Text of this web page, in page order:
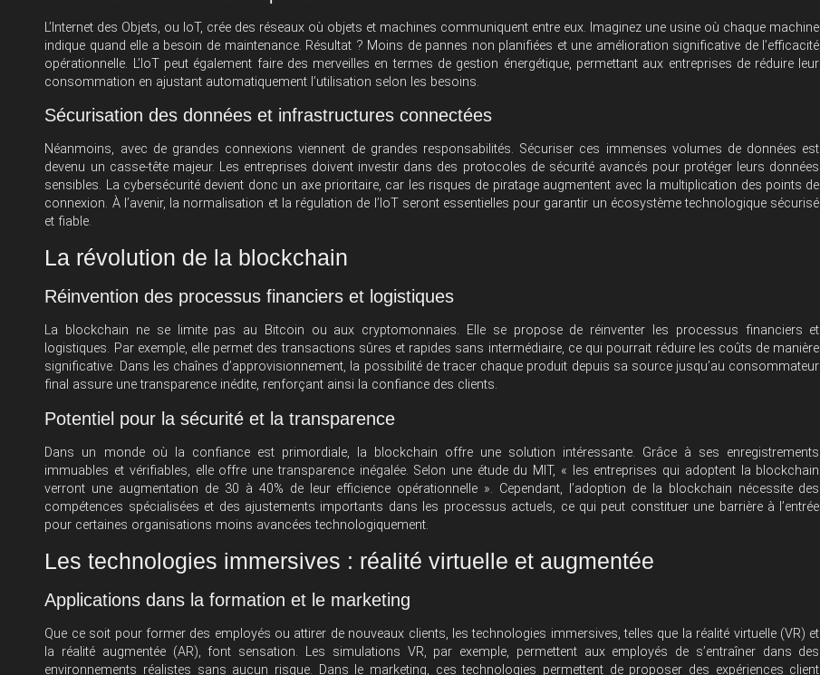
L’Internet des Objets, ou IoT, crée des réseaux où objets et machines communiquent entre eux. Imaginez une usine où chaque machine
indique quand elle a besoin de maintenance. Résultat ? Moins de pannes non planifiées et une amélioration significative de l’efficacité
opérationnelle. L’IoT peut également faire des merveilles en termes de gestion énergétique, permettant aux entreprises de réduire leur
consommation en ajustant automatiquement l’utilisation selon les besoins.
Sécurisation des données et infrastructures connectées
Néanmoins, avec de grandes connexions viennent de grandes responsabilités. Sécuriser ces immenses volumes de données est
devenu un casse-tête majeur. Les entreprises doivent investir dans des protocoles de sécurité avancés pour protéger leurs données
sensibles. La cybersécurité devient donc un axe prioritaire, car les risques de piratage augmentent avec la multiplication des points de
connexion. À l’avenir, la normalisation et la régulation de l’IoT seront essentielles pour garantir un écosystème technologique sécurisé
et fiable.
La révolution de la blockchain
Réinvention des processus financiers et logistiques
La blockchain ne se limite pas au Bitcoin ou aux cryptomonnaies. Elle se propose de réinventer les processus financiers et
logistiques. Par exemple, elle permet des transactions sûres et rapides sans intermédiaire, ce qui pourrait réduire les coûts de manière
significative. Dans les chaînes d’approvisionnement, la possibilité de tracer chaque produit depuis sa source jusqu’au consommateur
final assure une transparence inédite, renforçant ainsi la confiance des clients.
Potentiel pour la sécurité et la transparence
Dans un monde où la confiance est primordiale, la blockchain offre une solution intéressante. Grâce à ses enregistrements
immuables et vérifiables, elle offre une transparence inégalée. Selon une étude du MIT, « les entreprises qui adoptent la blockchain
verront une augmentation de 30 à 40% de leur efficience opérationnelle ». Cependant, l’adoption de la blockchain nécessite des
compétences spécialisées et des ajustements importants dans les processus actuels, ce qui peut constituer une barrière à l’entrée
pour certaines organisations moins avancées technologiquement.
Les technologies immersives : réalité virtuelle et augmentée
Applications dans la formation et le marketing
Que ce soit pour former des employés ou attirer de nouveaux clients, les technologies immersives, telles que la réalité virtuelle (VR) et
la réalité augmentée (AR), font sensation. Les simulations VR, par exemple, permettent aux employés de s’entraîner dans des
environnements réalistes sans aucun risque. Dans le marketing, ces technologies permettent de proposer des expériences client